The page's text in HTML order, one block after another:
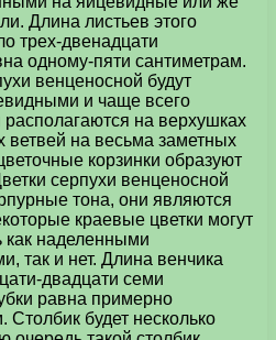
Длина листьев этого
трех-двенадцати
одному-пяти сантиметрам.
венценосной будут
и чаще всего
на верхушках
ветвей на весьма заметных
корзинки образуют
серпухи венценосной
тона, они являются
краевые цветки могут
как наделенными
так и нет. Длина венчика
двадцати семи
равна примерно
будет несколько